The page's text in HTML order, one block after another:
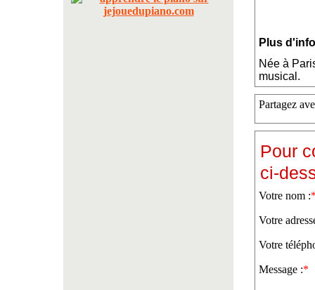
Plus
Née à
musical.
Partagez
Pour
ci-
Votre nom :
Votre
Votre
Message :*